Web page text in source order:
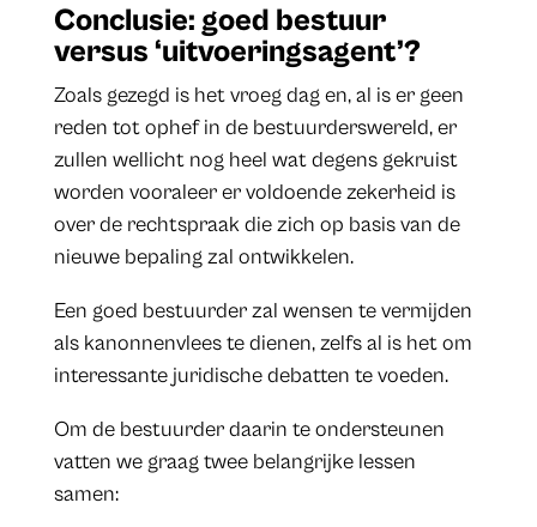
Conclusie: goed bestuur
versus ‘uitvoeringsagent’?
Zoals gezegd is het vroeg dag en, al is er geen
reden tot ophef in de bestuurderswereld, er
zullen wellicht nog heel wat degens gekruist
worden vooraleer er voldoende zekerheid is
over de rechtspraak die zich op basis van de
nieuwe bepaling zal ontwikkelen.
Een goed bestuurder zal wensen te vermijden
als kanonnenvlees te dienen, zelfs al is het om
interessante juridische debatten te voeden.
Om de bestuurder daarin te ondersteunen
vatten we graag twee belangrijke lessen
samen: